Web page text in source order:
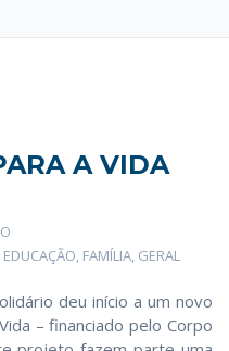
A VIDA
EDUCAÇÃO, FAMÍLIA, GERAL
deu início a um novo
– financiado pelo Corpo